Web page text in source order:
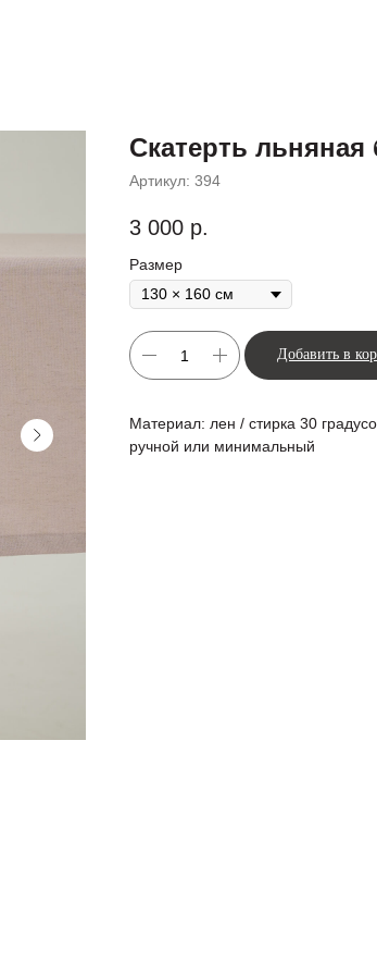
Скатерть
Артикул: 394
3 000 р.
Размер
Добавить в
Материал: лен / стирка 30
ручной или минимальный